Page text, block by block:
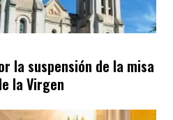
la suspensión de la misa
la Virgen